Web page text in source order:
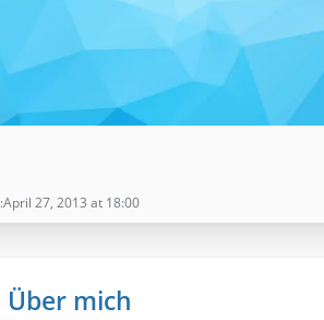
April 27, 2013 at 18:00
Über mich